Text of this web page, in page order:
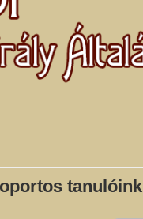
tanulóink